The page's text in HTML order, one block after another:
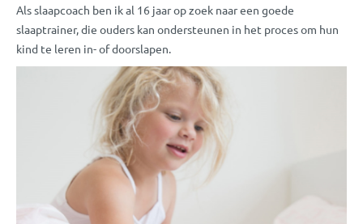
Als slaapcoach ben ik al 16 jaar op zoek naar een goede
slaaptrainer, die ouders kan ondersteunen in het proces om hun
kind te leren in- of doorslapen.